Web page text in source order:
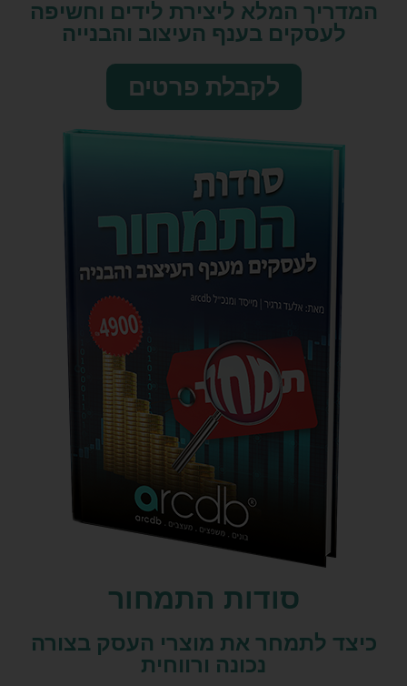
המדריך המלא ליצירת לידים וחשיפה
לעסקים בענף העיצוב והבנייה
לקבלת פרטים
סודות התמחור
כיצד לתמחר את מוצרי העסק בצורה
נכונה ורווחית